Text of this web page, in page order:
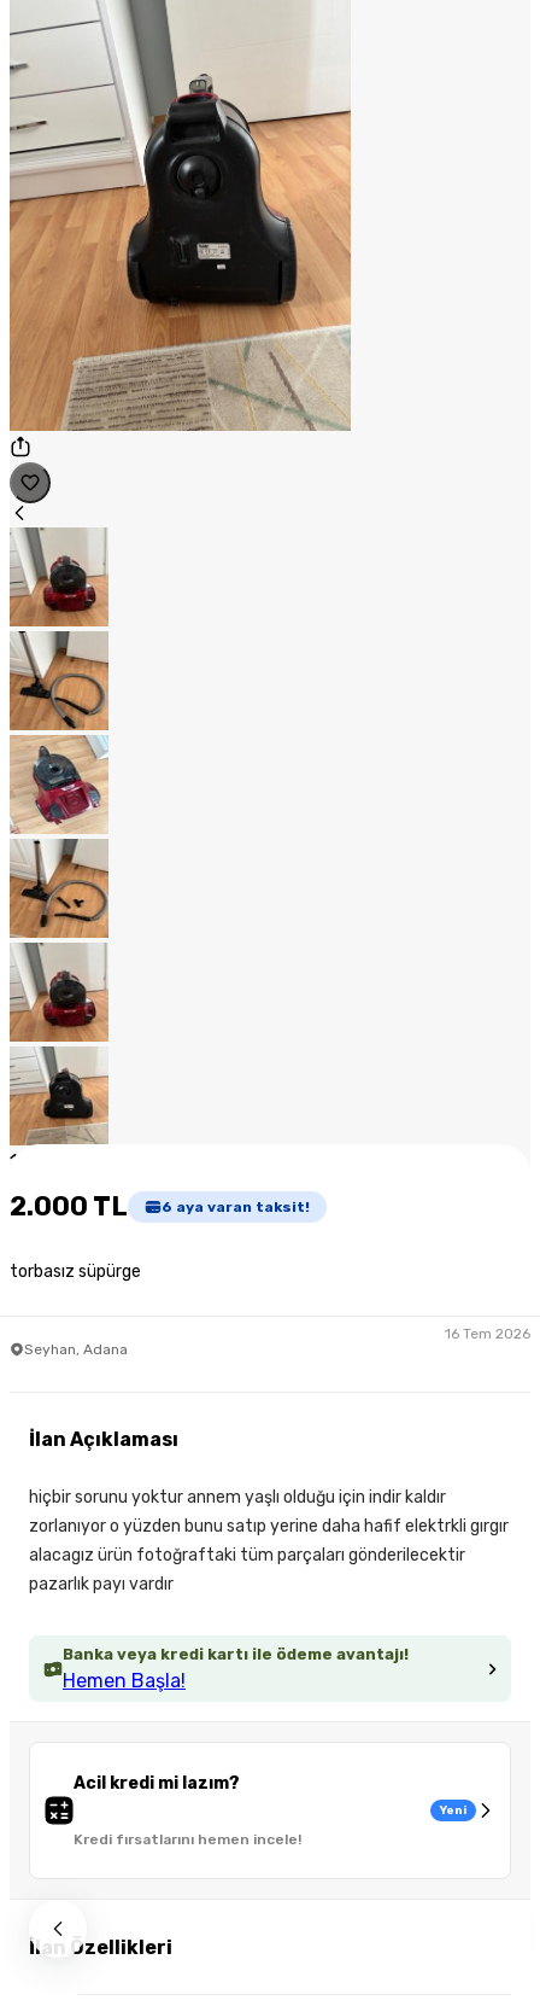
1
2.000 TL 6 aya varan taksit!
torbasız süpürge
Seyhan, Adana
16 Tem 2026
Banka veya kredi kartı ile ödeme avantajı!
Hemen Başla!
Acil kredi mi lazım?
Kredi fırsatlarını hemen incele!
Yeni
İlan Özellikleri
İlan Açıklaması
hiçbir sorunu yoktur annem yaşlı olduğu için indir kaldır
zorlanıyor o yüzden bunu satıp yerine daha hafif elektrkli gırgır
alacagız ürün fotoğraftaki tüm parçaları gönderilecektir
pazarlık payı vardır